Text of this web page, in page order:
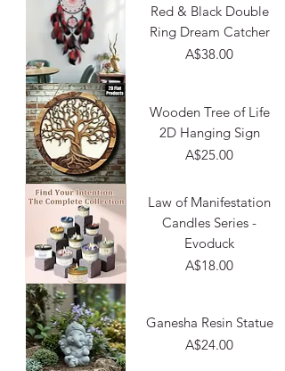
Red & Black Double
Ring Dream Catcher
価格
A$38.00
Wooden Tree of Life
2D Hanging Sign
価格
A$25.00
Law of Manifestation
Candles Series -
Evoduck
価格
A$18.00
Ganesha Resin Statue
価格
A$24.00